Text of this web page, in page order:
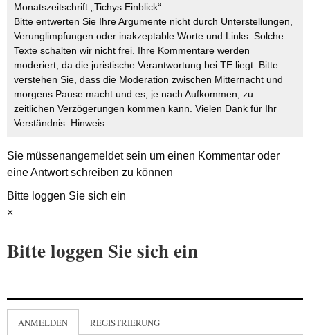
Monatszeitschrift „Tichys Einblick“.
Bitte entwerten Sie Ihre Argumente nicht durch Unterstellungen,
Verunglimpfungen oder inakzeptable Worte und Links. Solche
Texte schalten wir nicht frei. Ihre Kommentare werden
moderiert, da die juristische Verantwortung bei TE liegt. Bitte
verstehen Sie, dass die Moderation zwischen Mitternacht und
morgens Pause macht und es, je nach Aufkommen, zu
zeitlichen Verzögerungen kommen kann. Vielen Dank für Ihr
Verständnis. Hinweis
Sie müssenangemeldetsein um einen Kommentar oder
eine Antwort schreiben zu können
Bitte loggen Sie sich ein
×
Bitte loggen Sie sich ein
ANMELDEN REGISTRIERUNG